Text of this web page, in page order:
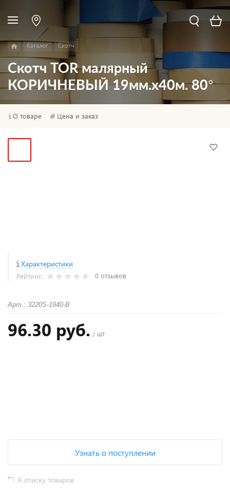
Каталог Скотч
Скотч TOR малярный
КОРИЧНЕВЫЙ 19мм.х40м. 80°
О товаре Цена и заказ
Характеристики
Рейтинг: 0 отзывов
Арт.: 3220S-1940-B
96.30 руб. / шт
Узнать о поступлении
К списку товаров